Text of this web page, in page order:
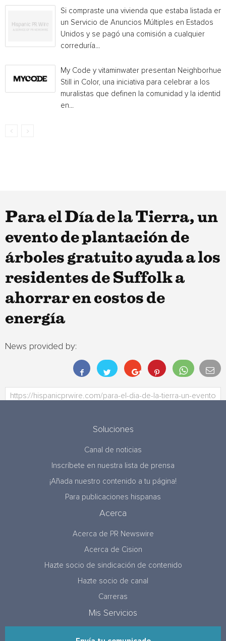
Si compraste una vivienda que estaba listada en
un Servicio de Anuncios Múltiples en Estados
Unidos y se pagó una comisión a cualquier
correduría...
My Code y vitaminwater presentan Neighborhue:
Still in Color, una iniciativa para celebrar a los
muralistas que definen la comunidad y la
en...
Para el Día de la Tierra, un
evento de plantación de
árboles gratuito ayuda a los
residentes de Suffolk a
ahorrar en costos de
energía
News provided by:
Soluciones
Canal de noticias
Inscríbete en nuestra lista de prensa
¡Añada nuestro contenido a tu página!
Para publicaciones hispanas
Acerca
Acerca de PR Newswire
Acerca de Cision
Hazte socio de sindicación de contenido
Hazte socio de canal
Carreras
Mis Servicios